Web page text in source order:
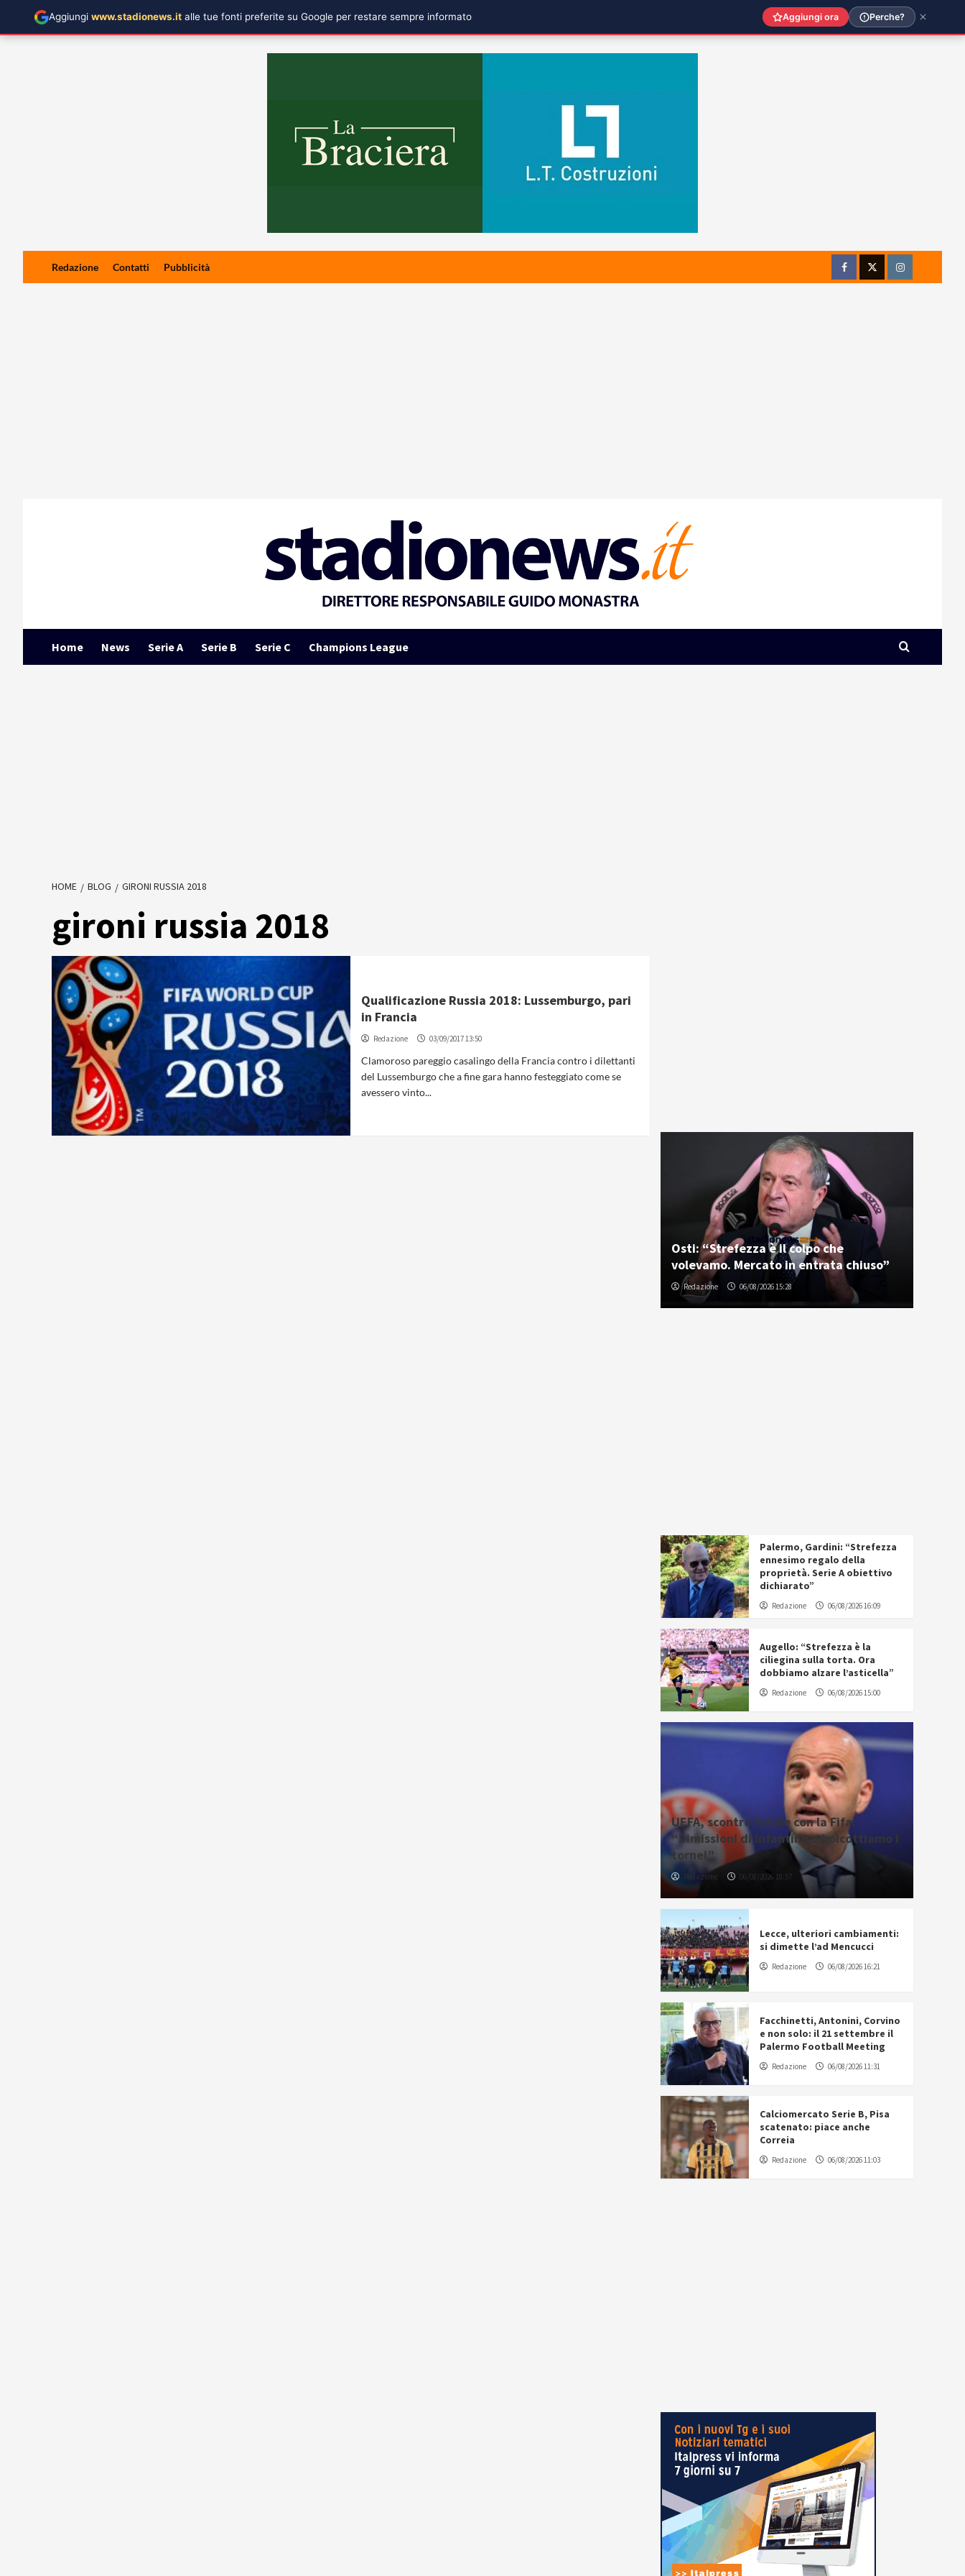
Redazione Contatti Pubblicità
FacebookTwitterInstagram
Home News Serie A Serie B Serie C Champions League
HOME BLOG GIRONI RUSSIA 2018
gironi russia 2018
Qualificazione Russia 2018: Lussemburgo, pari
in Francia
Redazione 03/09/2017 13:50
Clamoroso pareggio casalingo della Francia contro i dilettanti
del Lussemburgo che a fine gara hanno festeggiato come se
avessero vinto...
Osti: “Strefezza è il colpo che
volevamo. Mercato in entrata chiuso”
Redazione 06/08/2026 15:28
Palermo, Gardini: “Strefezza
ennesimo regalo della
proprietà. Serie A obiettivo
dichiarato”
Redazione 06/08/2026 16:09
Augello: “Strefezza è la
ciliegina sulla torta. Ora
dobbiamo alzare l’asticella”
Redazione 06/08/2026 15:00
UEFA, scontro totale con la Fifa:
“Dimissioni di Infantino o boicottiamo i
tornei”
Redazione 06/08/2026 18:57
Lecce, ulteriori cambiamenti:
si dimette l’ad Mencucci
Redazione 06/08/2026 16:21
Facchinetti, Antonini, Corvino
e non solo: il 21 settembre il
Palermo Football Meeting
Redazione 06/08/2026 11:31
Calciomercato Serie B, Pisa
scatenato: piace anche
Correia
Redazione 06/08/2026 11:03
Aggiungi www.stadionews.it alle tue fonti preferite su Google per restare sempre informato Aggiungi ora Perche?